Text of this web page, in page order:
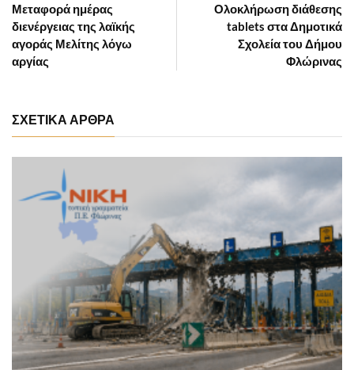
Ολοκλήρωση διάθεσης
tablets στα Δημοτικά
Σχολεία του Δήμου
Φλώρινας
Μεταφορά ημέρας
διενέργειας της λαϊκής
αγοράς Μελίτης λόγω
αργίας
ΣΧΕΤΙΚΑ ΑΡΘΡΑ